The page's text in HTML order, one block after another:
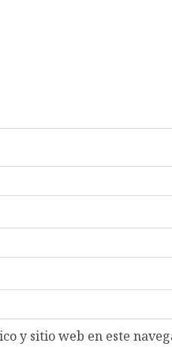
y sitio web en este